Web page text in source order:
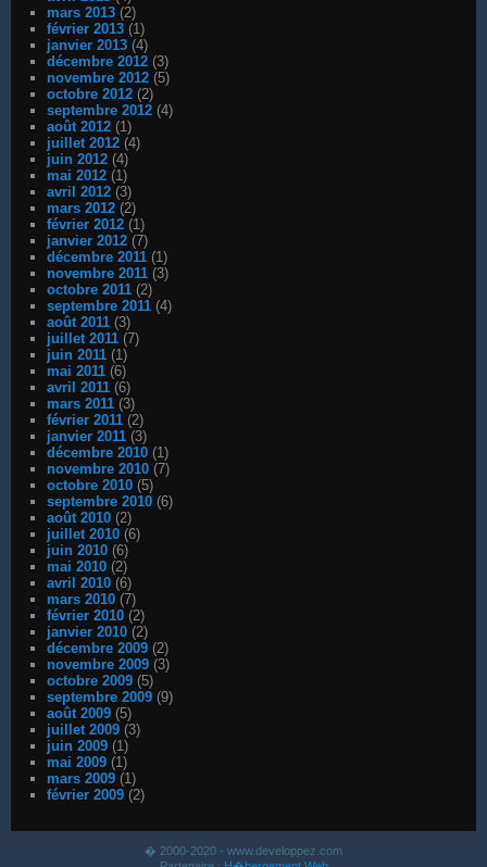
mars 2013(2)
février 2013(1)
janvier 2013(4)
décembre 2012(3)
novembre 2012(5)
octobre 2012(2)
septembre 2012(4)
août 2012(1)
juillet 2012(4)
juin 2012(4)
mai 2012(1)
avril 2012(3)
mars 2012(2)
février 2012(1)
janvier 2012(7)
décembre 2011(1)
novembre 2011(3)
octobre 2011(2)
septembre 2011(4)
août 2011(3)
juillet 2011(7)
juin 2011(1)
mai 2011(6)
avril 2011(6)
mars 2011(3)
février 2011(2)
janvier 2011(3)
décembre 2010(1)
novembre 2010(7)
octobre 2010(5)
septembre 2010(6)
août 2010(2)
juillet 2010(6)
juin 2010(6)
mai 2010(2)
avril 2010(6)
mars 2010(7)
février 2010(2)
janvier 2010(2)
décembre 2009(2)
novembre 2009(3)
octobre 2009(5)
septembre 2009(9)
août 2009(5)
juillet 2009(3)
juin 2009(1)
mai 2009(1)
mars 2009(1)
février 2009(2)
� 2000-2020 - www.developpez.com